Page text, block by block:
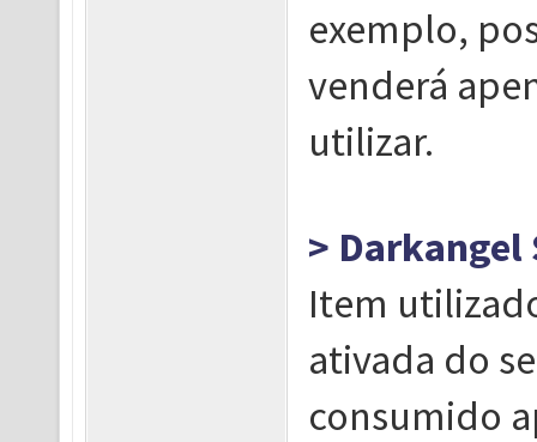
exemplo,
venderá
utilizar.
> Darkangel
Item
ativada do
consumido